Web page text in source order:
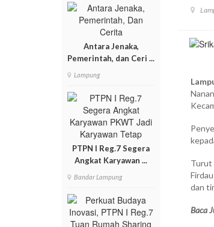
Antara Jenaka,
Pemerintah, dan Ceri ...
Lampung
PTPN I Reg.7 Segera
Angkat Karyawan ...
Bandar Lampung
Turut
dan
Baca